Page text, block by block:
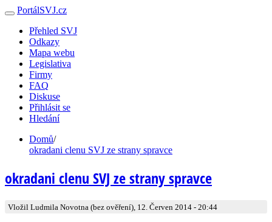
PortálSVJ.cz
Přehled SVJ
Odkazy
Mapa webu
Legislativa
Firmy
FAQ
Diskuse
Přihlásit se
Hledání
Domů/
okradani clenu SVJ ze strany spravce
okradani clenu SVJ ze strany spravce
Vložil Ludmila Novotna (bez ověření), 12. Červen 2014 - 20:44